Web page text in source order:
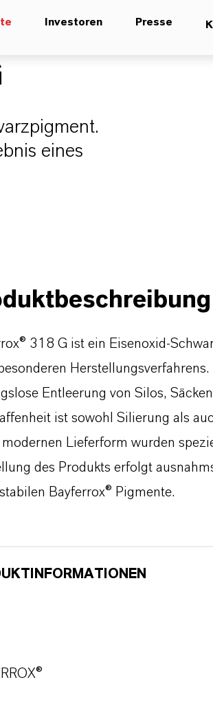
Investoren Presse
eines
318 G ist ein Eisenoxid-
Entleerung von Silos,
ist sowohl Silierung als
Lieferform wurden
des Produkts erfolgt
Bayferrox® Pigmente.